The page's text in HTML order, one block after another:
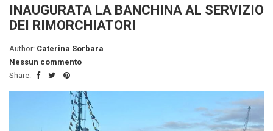
INAUGURATA LA BANCHINA AL SERVIZIO
DEI RIMORCHIATORI
Author: Caterina Sorbara
Nessun commento
Share: